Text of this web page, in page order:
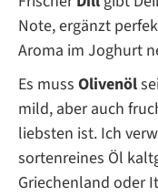
Note, ergänzt
Aroma im Joghurt
Es muss Olivenöl
mild, aber auch
liebsten ist. Ich
sortenreines Öl
Griechenland oder